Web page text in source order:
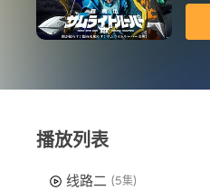
播放列表
线路二 (5集)